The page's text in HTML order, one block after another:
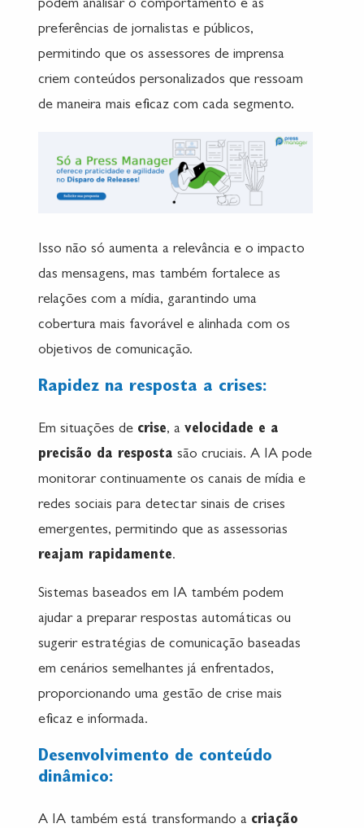
podem analisar o comportamento e as
preferências de jornalistas e públicos,
permitindo que os assessores de imprensa
criem conteúdos personalizados que ressoam
de maneira mais eficaz com cada segmento.
Isso não só aumenta a relevância e o impacto
das mensagens, mas também fortalece as
relações com a mídia, garantindo uma
cobertura mais favorável e alinhada com os
objetivos de comunicação.
Rapidez na resposta a crises:
Em situações de crise, a velocidade e a
precisão da resposta são cruciais. A IA pode
monitorar continuamente os canais de mídia e
redes sociais para detectar sinais de crises
emergentes, permitindo que as assessorias
reajam rapidamente.
Sistemas baseados em IA também podem
ajudar a preparar respostas automáticas ou
sugerir estratégias de comunicação baseadas
em cenários semelhantes já enfrentados,
proporcionando uma gestão de crise mais
eficaz e informada.
Desenvolvimento de conteúdo
dinâmico:
A IA também está transformando a criação